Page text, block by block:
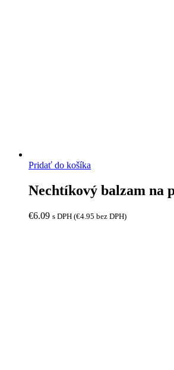
Pridať do košíka
Nechtíkový balzam na
€6.09 s DPH (€4.95 bez DPH)